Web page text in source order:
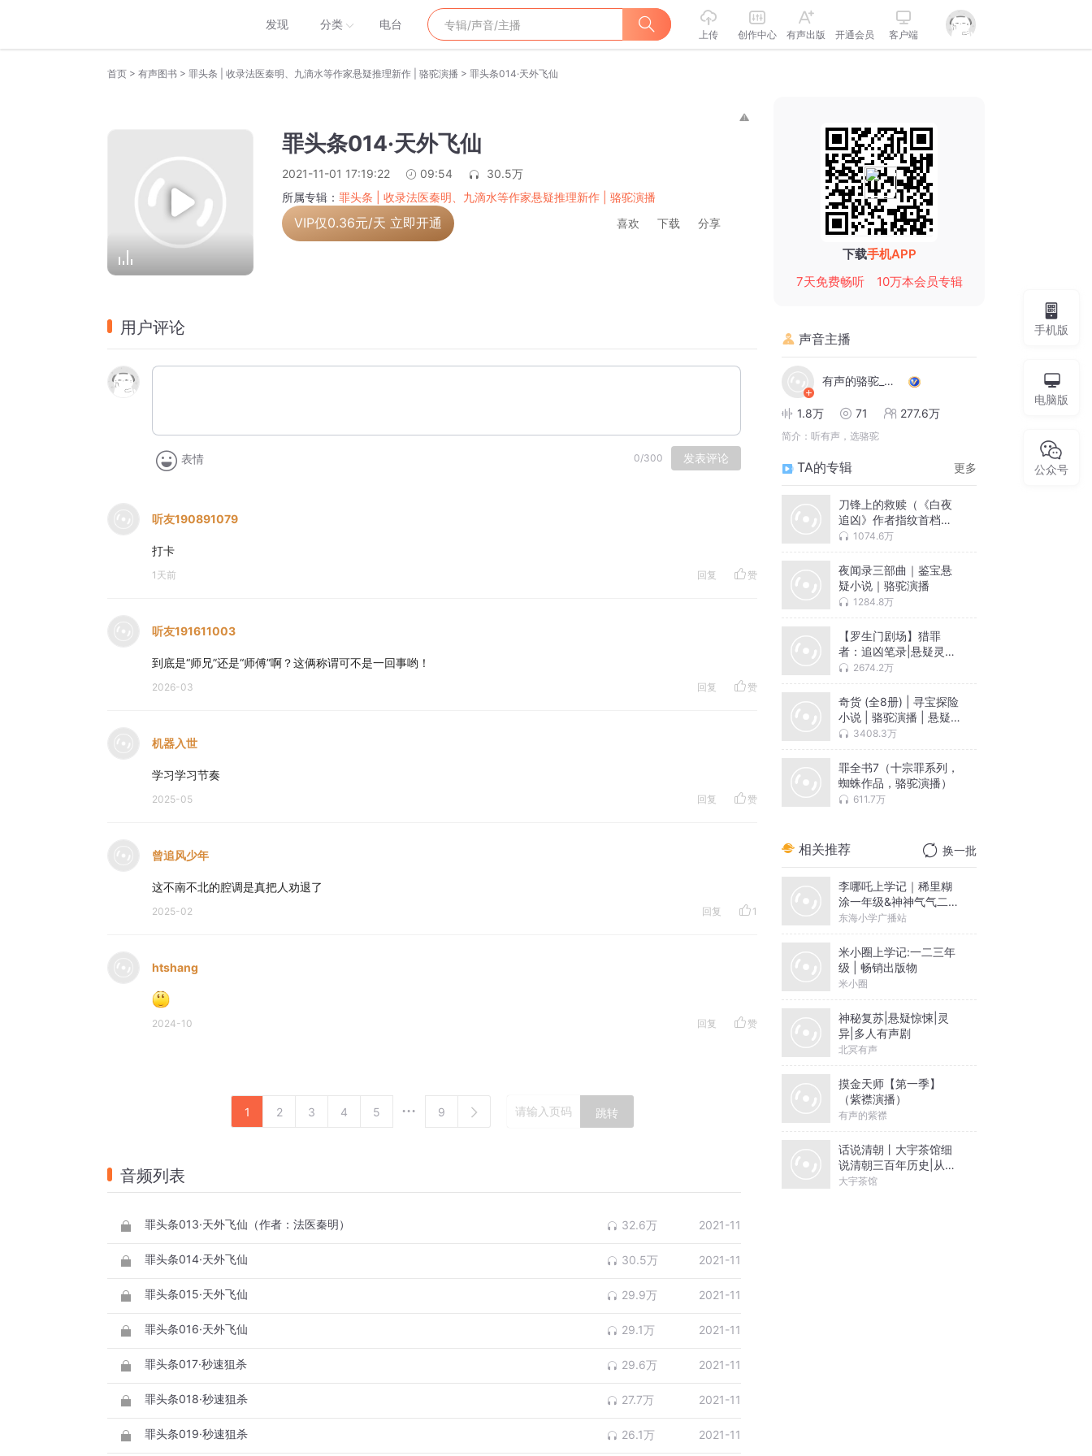
发现 分类 电台
上传 创作中心 有声出版 开通会员 客户端
首页 > 有声图书 > 罪头条 | 收录法医秦明、九滴水等作家悬疑推理新作 | 骆驼演播 > 罪头条014·天外飞仙
罪头条014·天外飞仙
2021-11-01 17:19:22 09:54
30.5万
所属专辑： 罪头条 | 收录法医秦明、九滴水等作家悬疑推理新作 | 骆驼演播
VIP仅0.36元/天 立即开通 喜欢 下载 分享
用户评论
表情 0/300 发表评论
听友190891079
打卡
1天前 回复 赞
听友191611003
到底是“师兄”还是“师傅”啊？这俩称谓可不是一回事哟！
2026-03 回复 赞
机器入世
学习学习节奏
2025-05 回复 赞
曾追风少年
这不南不北的腔调是真把人劝退了
2025-02 回复 1
htshang
2024-10 回复 赞
1 2 3 4 5 9 跳转
音频列表
罪头条013·天外飞仙（作者：法医秦明） 32.6万 2021-11
罪头条014·天外飞仙 30.5万 2021-11
罪头条015·天外飞仙 29.9万 2021-11
罪头条016·天外飞仙 29.1万 2021-11
罪头条017·秒速狙杀 29.6万 2021-11
罪头条018·秒速狙杀 27.7万 2021-11
罪头条019·秒速狙杀 26.1万 2021-11
下载手机APP
7天免费畅听
10万本会员专辑
声音主播
有声的骆驼_骆驼
1.8万 71 277.6万
简介： 听有声，选骆驼
TA的专辑 更多
刀锋上的救赎（《白夜
追凶》作者指纹首档精
品有声书）
1074.6万
夜闻录三部曲｜鉴宝悬
疑小说｜骆驼演播
1284.8万
【罗生门剧场】猎罪
者：追凶笔录|悬疑灵异|
恐怖法医|推理探案
2674.2万
奇货 (全8册) | 寻宝探险
小说 | 骆驼演播 | 悬疑
长篇3408.3万
罪全书7（十宗罪系列，
蜘蛛作品，骆驼演播）
611.7万
相关推荐 换一批
李哪吒上学记｜稀里糊
涂一年级&神神气气二年
级
东海小学广播站
米小圈上学记:一二三年
级 | 畅销出版物
米小圈
神秘复苏|悬疑惊悚|灵
异|多人有声剧
北冥有声
摸金天师【第一季】
（紫襟演播）
有声的紫襟
话说清朝丨大宇茶馆细
说清朝三百年历史|从努
尔哈赤到末代皇帝溥仪|
大宇茶馆
手机版
电脑版
公众号